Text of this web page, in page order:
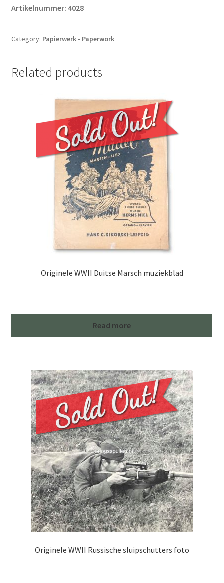
Artikelnummer: 4028
Category: Papierwerk - Paperwork
Related products
Originele WWII Duitse Marsch muziekblad
Read more
Originele WWII Russische sluipschutters foto